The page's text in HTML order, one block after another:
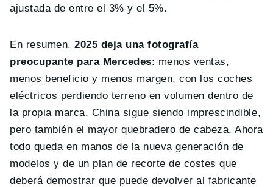
ajustada de entre el 3% y el 5%.
En resumen,2025 deja una fotografía
preocupante para Mercedes: menos ventas,
menos beneficio y menos margen, con los coches
eléctricos perdiendo terreno en volumen dentro de
la propia marca. China sigue siendo imprescindible,
pero también el mayor quebradero de cabeza. Ahora
todo queda en manos de la nueva generación de
modelos y de un plan de recorte de costes que
deberá demostrar que puede devolver al fabricante